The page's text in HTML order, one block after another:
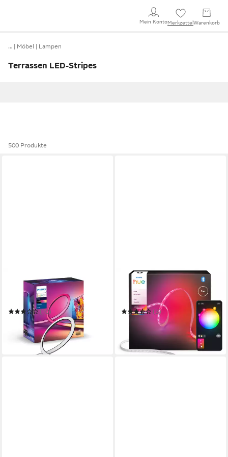
Mein KontoMerkzettel Warenkorb
… Möbel Lampen
Terrassen LED-Stripes
500 Produkte
LED-Streifen Play Gradient
Lightstrip
(10)
ab 199,99 € UVP209,99 €
in 1-2 Werktagen bei dir
PHILIPS HUE
LED-Streifen Flux Gradient
Lightstrip
(3)
ab 69,99 €
in 1-2 Werktagen bei dir